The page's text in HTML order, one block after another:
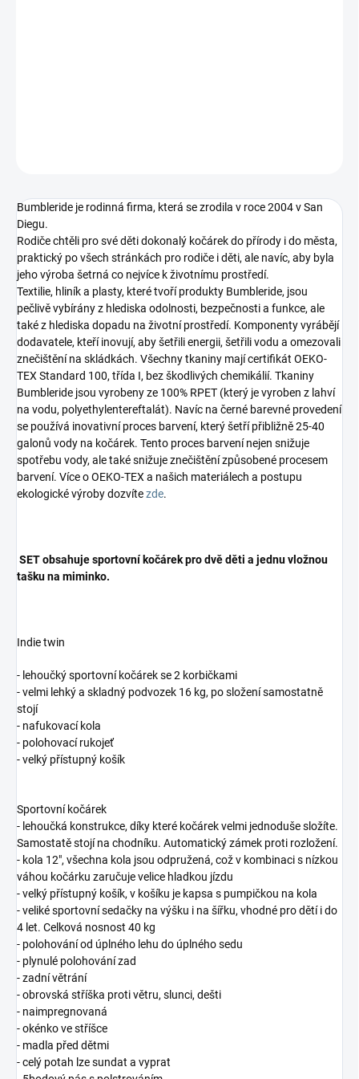
Bumbleride je rodinná firma, která se zrodila v roce 2004 v San
Diegu.
Rodiče chtěli pro své děti dokonalý kočárek do přírody i do města,
praktický po všech stránkách pro rodiče i děti, ale navíc, aby byla
jeho výroba šetrná co nejvíce k životnímu prostředí.
Textilie, hliník a plasty, které tvoří produkty Bumbleride, jsou
pečlivě vybírány z hlediska odolnosti, bezpečnosti a funkce, ale
také z hlediska dopadu na životní prostředí. Komponenty vyrábějí
dodavatele, kteří inovují, aby šetřili energii, šetřili vodu a omezovali
znečištění na skládkách. Všechny tkaniny mají certifikát OEKO-
TEX Standard 100, třída I, bez škodlivých chemikálií. Tkaniny
Bumbleride jsou vyrobeny ze 100% RPET (který je vyroben z lahví
na vodu, polyethylentereftalát). Navíc na černé barevné provedení
se používá inovativní proces barvení, který šetří přibližně 25-40
galonů vody na kočárek. Tento proces barvení nejen snižuje
spotřebu vody, ale také snižuje znečištění způsobené procesem
barvení. Více o OEKO-TEX a našich materiálech a postupu
ekologické výroby dozvítezde.
SET obsahuje sportovní kočárek pro dvě děti a jednu vložnou
tašku na miminko.
Indie twin
- lehoučký sportovní kočárek se 2 korbičkami
- velmi lehký a skladný podvozek 16 kg, po složení samostatně
stojí
- nafukovací kola
- polohovací rukojeť
- velký přístupný košík
Sportovní kočárek
- lehoučká konstrukce, díky které kočárek velmi jednoduše složíte.
Samostatě stojí na chodníku. Automatický zámek proti rozložení.
- kola 12", všechna kola jsou odpružená, což v kombinaci s nízkou
váhou kočárku zaručuje velice hladkou jízdu
- velký přístupný košík, v košíku je kapsa s pumpičkou na kola
- veliké sportovní sedačky na výšku i na šířku, vhodné pro dětí i do
4 let. Celková nosnost 40 kg
- polohování od úplného lehu do úplného sedu
- plynulé polohování zad
- zadní větrání
- obrovská stříška proti větru, slunci, dešti
- naimpregnovaná
- okénko ve stříšce
- madla před dětmi
- celý potah lze sundat a vyprat